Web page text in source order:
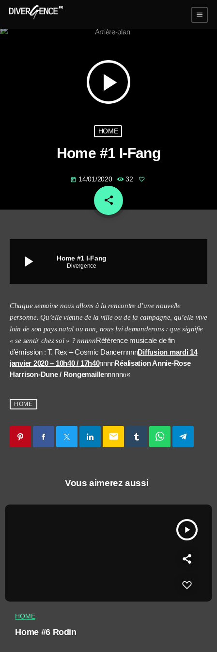
menu
play_arrow
HOME
Home #1 I-Fang
today 14/01/2020 32
share
email
play_arrow Home #1 I-Fang
Divergence
Chaque semaine nous allons à la rencontre d’une nouvelle
personne. Qu’elle vienne de la ville ou de la campagne, qu’elle vive
loin de son pays natal ou non, nous lui demanderons : que signifie
« se sentir chez soi » ? nnnnnRéférence musicale de fin
d’émission : T. Rex – Cosmic DancernnnnDiffusion mardi 14
janvier 2020 – 10h40 / 17h40nnnnRéalisation Annie-Rose
Harrison-Dune / Rongemaillennnnnn«
HOME
email
Vous aimerez aussi
play_arrow
HOME
Home #6 Rodin